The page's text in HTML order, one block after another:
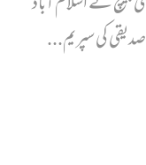
کی سپریم...